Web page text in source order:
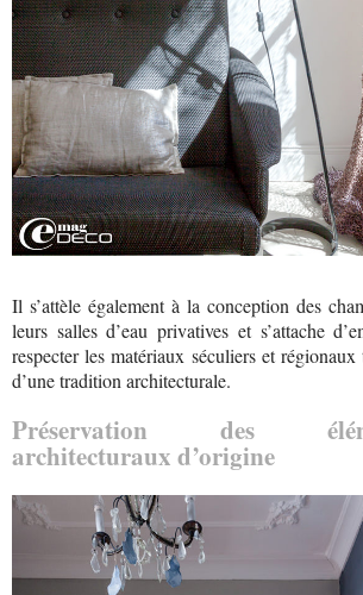
Il s’attèle également à la conception des
leurs salles d’eau privatives et s’attache
respecter les matériaux séculiers et régionaux
d’une tradition architecturale.
Préservation des
architecturaux d’origine